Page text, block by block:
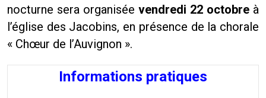
nocturne sera organisée vendredi 22 octobre à
l’église des Jacobins, en présence de la chorale
« Chœur de l’Auvignon ».
Informations pratiques